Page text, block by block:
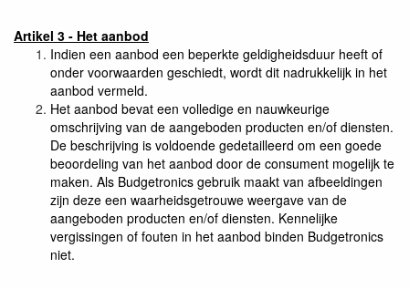
Artikel 3 - Het aanbod
Indien een aanbod een beperkte geldigheidsduur heeft of
onder voorwaarden geschiedt, wordt dit nadrukkelijk in het
aanbod vermeld.
Het aanbod bevat een volledige en nauwkeurige
omschrijving van de aangeboden producten en/of diensten.
De beschrijving is voldoende gedetailleerd om een goede
beoordeling van het aanbod door de consument mogelijk te
maken. Als Budgetronics gebruik maakt van afbeeldingen
zijn deze een waarheidsgetrouwe weergave van de
aangeboden producten en/of diensten. Kennelijke
vergissingen of fouten in het aanbod binden Budgetronics
niet.